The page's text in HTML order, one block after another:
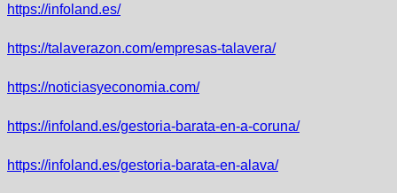
https://infoland.es/
https://talaverazon.com/empresas-talavera/
https://noticiasyeconomia.com/
https://infoland.es/gestoria-barata-en-a-coruna/
https://infoland.es/gestoria-barata-en-alava/